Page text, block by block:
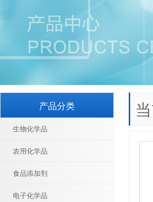
产品分类
生物化学品
农用化学品
食品添加剂
电子化学品